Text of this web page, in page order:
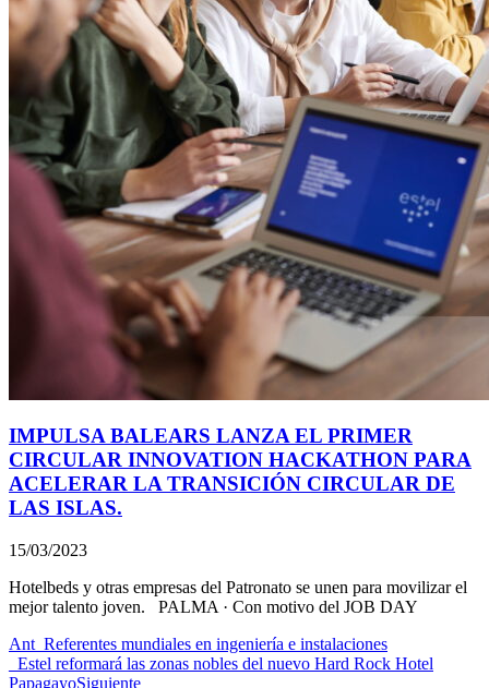
IMPULSA BALEARS LANZA EL PRIMER
CIRCULAR INNOVATION HACKATHON PARA
ACELERAR LA TRANSICIÓN CIRCULAR DE
LAS ISLAS.
15/03/2023
Hotelbeds y otras empresas del Patronato se unen para movilizar el
mejor talento joven. PALMA · Con motivo del JOB DAY
Ant Referentes mundiales en ingeniería e instalaciones
Estel reformará las zonas nobles del nuevo Hard Rock Hotel
PapagayoSiguiente